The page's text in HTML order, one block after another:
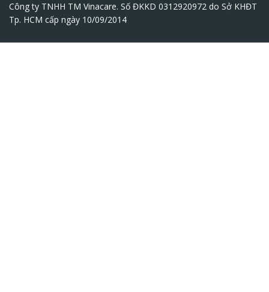
Công ty TNHH TM Vinacare. Số ĐKKD 0312920972 do Sở KHĐT
Tp. HCM cấp ngày 10/09/2014